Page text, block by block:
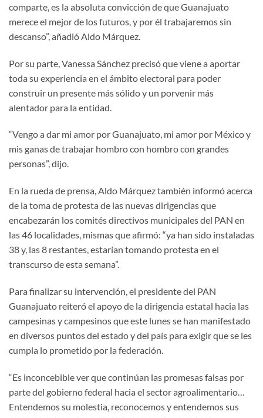
comparte, es la absoluta convicción de que Guanajuato
merece el mejor de los futuros, y por él trabajaremos sin
descanso”, añadió Aldo Márquez.
Por su parte, Vanessa Sánchez precisó que viene a aportar
toda su experiencia en el ámbito electoral para poder
construir un presente más sólido y un porvenir más
alentador para la entidad.
“Vengo a dar mi amor por Guanajuato, mi amor por México y
mis ganas de trabajar hombro con hombro con grandes
personas”, dijo.
En la rueda de prensa, Aldo Márquez también informó acerca
de la toma de protesta de las nuevas dirigencias que
encabezarán los comités directivos municipales del PAN en
las 46 localidades, mismas que afirmó: “ya han sido instaladas
38 y, las 8 restantes, estarían tomando protesta en el
transcurso de esta semana”.
Para finalizar su intervención, el presidente del PAN
Guanajuato reiteró el apoyo de la dirigencia estatal hacia las
campesinas y campesinos que este lunes se han manifestado
en diversos puntos del estado y del país para exigir que se les
cumpla lo prometido por la federación.
“Es inconcebible ver que continúan las promesas falsas por
parte del gobierno federal hacia el sector agroalimentario…
Entendemos su molestia, reconocemos y entendemos sus